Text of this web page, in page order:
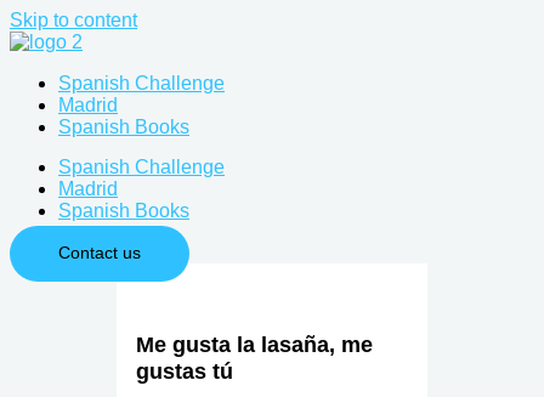
Skip to content
Spanish Challenge
Madrid
Spanish Books
Spanish Challenge
Madrid
Spanish Books
Contact us
Me gusta la lasaña, me
gustas tú